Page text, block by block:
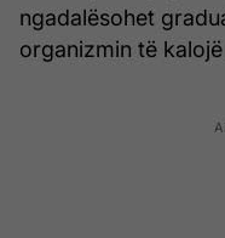
ngadalësohet
organizmin të